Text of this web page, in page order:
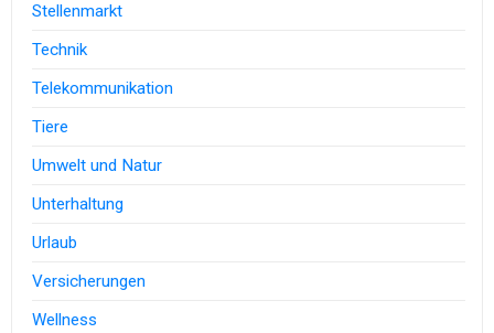
Stellenmarkt
Technik
Telekommunikation
Tiere
Umwelt und Natur
Unterhaltung
Urlaub
Versicherungen
Wellness